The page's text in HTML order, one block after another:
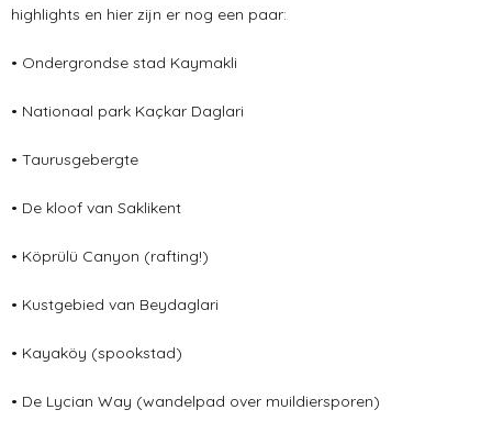
highlights en hier zijn er nog een paar:
• Ondergrondse stad Kaymakli
• Nationaal park Kaçkar Daglari
• Taurusgebergte
• De kloof van Saklikent
• Köprülü Canyon (rafting!)
• Kustgebied van Beydaglari
• Kayaköy (spookstad)
• De Lycian Way (wandelpad over muildiersporen)